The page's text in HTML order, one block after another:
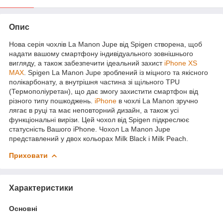
Опис
Нова серія чохлів La Manon Jupe від Spigen створена, щоб
надати вашому смартфону індивідуального зовнішнього
вигляду, а також забезпечити ідеальний захист iPhone XS
MAX . Spigen La Manon Jupe зроблений із міцного та якісного
полікарбонату, а внутрішня частина зі щільного TPU
(Термополіуретан), що дає змогу захистити смартфон від
різного типу пошкоджень. iPhone в чохлі La Manon зручно
лягає в руці та має неповторний дизайн, а також усі
функціональні вирізи. Цей чохол від Spigen підкреслює
статусність Вашого iPhone. Чохол La Manon Jupe
представлений у двох кольорах Milk Black і Milk Peach.
Приховати
Характеристики
Основні